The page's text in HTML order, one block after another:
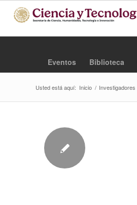
Eventos Biblioteca
Usted está aquí: Inicio / Investigadores